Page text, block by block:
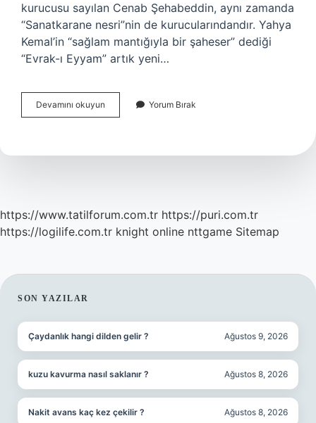
kurucusu sayılan Cenab Şehabeddin, aynı zamanda
“Sanatkarane nesri”nin de kurucularındandır. Yahya
Kemal’in “sağlam mantığıyla bir şaheser” dediği
“Evrak-ı Eyyam” artık yeni…
Devamını okuyun
Şahabettin
Yorum Bırak
https://www.tatilforum.com.tr https://puri.com.tr
https://logilife.com.tr knight online nttgame Sitemap
SIDEBAR
SON YAZILAR
Çaydanlık hangi dilden gelir ? Ağustos 9, 2026
kuzu kavurma nasıl saklanır ? Ağustos 8, 2026
Nakit avans kaç kez çekilir ? Ağustos 8, 2026